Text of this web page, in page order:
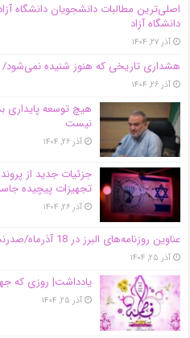
اصلی‌ترین مطالبات دانشجویان دانشگاه
دانشگاه آز‌اد
آذر ۲۷, ۱۴۰۴
هشداری تاریخی که هنوز شنیده
آذر ۲۶, ۱۴۰۴
هیچ توسعه
نیست
آذر ۲۶, ۱۴۰۴
جزئیات جدید از
تجهیزات پیچیده
آذر ۲۶, ۱۴۰۴
عناوین روزنامه‌های البرز در ‌18 آذرماه/صدرنشینی در ارائه خدمات زایمان بی‌درد
آذر ۲۵, ۱۴۰۴
یادداشت| روزی که
آذر ۲۵, ۱۴۰۴